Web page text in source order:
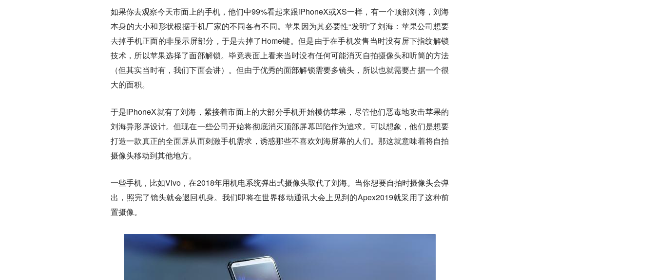
如果你去观察今天市面上的手机，他们中99%看起来跟iPhoneX或XS一样，有一个顶部刘海，刘海
本身的大小和形状根据手机厂家的不同各有不同。苹果因为其必要性“发明”了刘海：苹果公司想要
去掉手机正面的非显示屏部分，于是去掉了Home键。但是由于在手机发售当时没有屏下指纹解锁
技术，所以苹果选择了面部解锁。毕竟表面上看来当时没有任何可能消灭自拍摄像头和听筒的方法
（但其实当时有，我们下面会讲）。但由于优秀的面部解锁需要多镜头，所以也就需要占据一个很
大的面积。
于是iPhoneX就有了刘海，紧接着市面上的大部分手机开始模仿苹果，尽管他们恶毒地攻击苹果的
刘海异形屏设计。但现在一些公司开始将彻底消灭顶部屏幕凹陷作为追求。可以想象，他们是想要
打造一款真正的全面屏从而刺激手机需求，诱惑那些不喜欢刘海屏幕的人们。那这就意味着将自拍
摄像头移动到其他地方。
一些手机，比如Vivo，在2018年用机电系统弹出式摄像头取代了刘海。当你想要自拍时摄像头会弹
出，照完了镜头就会退回机身。我们即将在世界移动通讯大会上见到的Apex2019就采用了这种前
置摄像。